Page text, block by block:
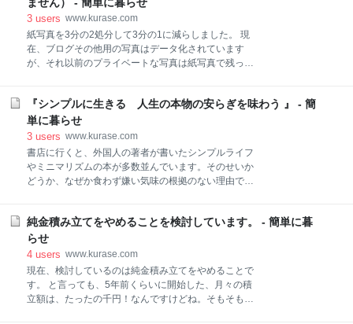
ではなく詰め替えです。参考までに。筆者宅では楽天
西友ネットスーパーから買っています。 西友オ
り口を拭きます。 そのあと、靴の表面をざっと拭い
て、最後に玄関の床を拭きます。マスクと帽子をかぶ
っているので、ホコリを吸い込んだり、頭にかぶる心
配がありません。 終わったら使い捨て手袋をくるりと
はいた後、拭き掃除をするしかありません。でも外出
直後のタイミングを利用すると、ついでに掃除も完了
できます。 掃除は「めんどう」という感覚を持ってし
まうと確かにそうですが、
3 users www.kurase.com
紙写真を3分の2処分して3分の1に減らしました。 現
在、ブログその他用の写真はデータ化されています
が、それ以前のプライベートな写真は紙写真で残って
こまでして保存する必要があるとは思えません。 何
せ、独身時代の写真はとっくに全捨て済みの筆者なの
です。そこで最近、気になっていたのは息子が映った
大量の紙写真です。まだ、データ保存することが一般
的でなかった時代なので、すべて紙写真で保存してあ
ります。 もっとも、これらの写真は数年前に、大幅に
も本当に重いのです。一瞬、データ化することが脳裏
をよぎりましたが、おそらくそこまでしても見返す機
会はないと思います。 これが娘であればまた、違うの
でしょうが何せ息子ですから本
『シンプルに生きる 人生の本物の安らぎを味わう 』 - 簡
単に暮らせ
3 users www.kurase.com
書店に行くと、外国人の著者が書いたシンプルライフ
やミニマリズムの本が多数並んでいます。そのせいか
どうか、なぜか食わず嫌い気味の根拠のない理由で、
りました。 「これまで読んだことがなかったから、一
度目を通しておこう」 そんな気軽な気持ちでこの本を
読み始めました。 シンプルに生きる 人生の本物の安
らぎを味わう (講談社＋α文庫) その結果ですが、何度
も手放すことをためらっていた服を、ようやく手放す
決心をしていました。 読み終えてから知って改めて気
純金積み立てをやめることを検討しています。 - 簡単に暮
らせ
4 users www.kurase.com
現在、検討しているのは純金積み立てをやめることで
す。 と言っても、5年前くらいに開始した、月々の積
立額は、たったの千円！なんですけどね。そもそもで